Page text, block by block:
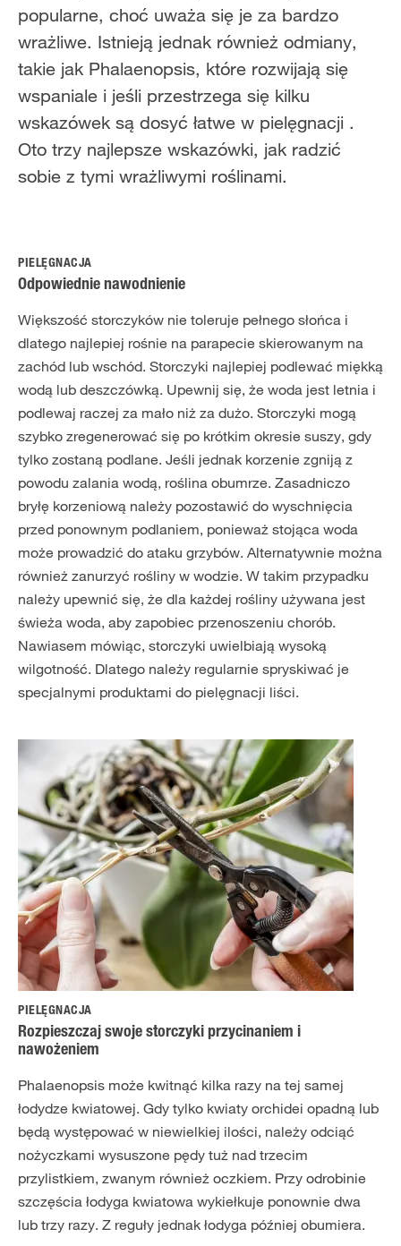
popularne, choć uważa się je za bardzo
wrażliwe. Istnieją jednak również odmiany,
takie jak Phalaenopsis, które rozwijają się
wspaniale i jeśli przestrzega się kilku
wskazówek są dosyć łatwe w pielęgnacji .
Oto trzy najlepsze wskazówki, jak radzić
sobie z tymi wrażliwymi roślinami.
PIELĘGNACJA
Odpowiednie nawodnienie
Większość storczyków nie toleruje pełnego słońca i
dlatego najlepiej rośnie na parapecie skierowanym na
zachód lub wschód. Storczyki najlepiej podlewać miękką
wodą lub deszczówką. Upewnij się, że woda jest letnia i
podlewaj raczej za mało niż za dużo. Storczyki mogą
szybko zregenerować się po krótkim okresie suszy, gdy
tylko zostaną podlane. Jeśli jednak korzenie zgniją z
powodu zalania wodą, roślina obumrze. Zasadniczo
bryłę korzeniową należy pozostawić do wyschnięcia
przed ponownym podlaniem, ponieważ stojąca woda
może prowadzić do ataku grzybów. Alternatywnie można
również zanurzyć rośliny w wodzie. W takim przypadku
należy upewnić się, że dla każdej rośliny używana jest
świeża woda, aby zapobiec przenoszeniu chorób.
Nawiasem mówiąc, storczyki uwielbiają wysoką
wilgotność. Dlatego należy regularnie spryskiwać je
specjalnymi produktami do pielęgnacji liści.
PIELĘGNACJA
Rozpieszczaj swoje storczyki przycinaniem i
nawożeniem
Phalaenopsis może kwitnąć kilka razy na tej samej
łodydze kwiatowej. Gdy tylko kwiaty orchidei opadną lub
będą występować w niewielkiej ilości, należy odciąć
nożyczkami wysuszone pędy tuż nad trzecim
przylistkiem, zwanym również oczkiem. Przy odrobinie
szczęścia łodyga kwiatowa wykiełkuje ponownie dwa
lub trzy razy. Z reguły jednak łodyga później obumiera.